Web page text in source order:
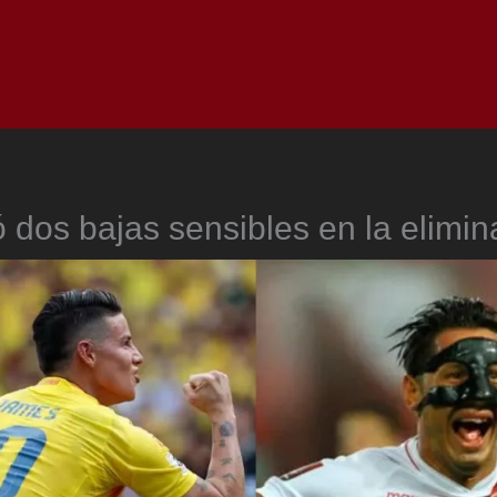
dos bajas sensibles en la